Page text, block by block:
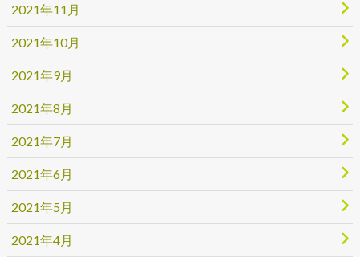
2021年11月
2021年10月
2021年9月
2021年8月
2021年7月
2021年6月
2021年5月
2021年4月